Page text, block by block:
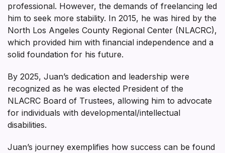
professional. However, the demands of freelancing led
him to seek more stability. In 2015, he was hired by the
North Los Angeles County Regional Center (NLACRC),
which provided him with financial independence and a
solid foundation for his future.
By 2025, Juan’s dedication and leadership were
recognized as he was elected President of the
NLACRC Board of Trustees, allowing him to advocate
for individuals with developmental/intellectual
disabilities.
Juan’s journey exemplifies how success can be found